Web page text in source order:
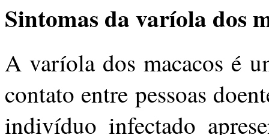
Sintomas da varíola dos
A varíola dos macacos é
contato entre pessoas
indivíduo infectado